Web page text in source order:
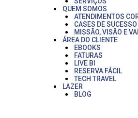
QUEM SOMOS
ATENDIMENTOS
CASES DE SUCESSO
MISSÃO, VISÃO E
ÁREA DO CLIENTE
EBOOKS
FATURAS
LIVE BI
RESERVA FÁCIL
TECH TRAVEL
LAZER
BLOG